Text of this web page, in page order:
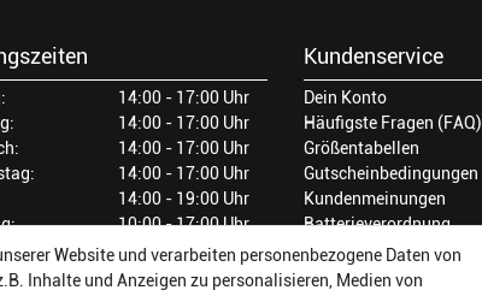
14:00 - 17:00 Uhr
14:00 - 17:00 Uhr
14:00 - 17:00 Uhr
14:00 - 17:00 Uhr
14:00 - 19:00 Uhr
10:00 - 17:00 Uhr
Kundenservice
Dein Konto
Häufigste Fragen (FAQ)
Größentabellen
Gutscheinbedingungen
Kundenmeinungen
Batterieverordnung
Versand und Zahlarten
Vertrag widerrufen
Website und verarbeiten personenbezogene Daten von
Inhalte und Anzeigen zu personalisieren, Medien von